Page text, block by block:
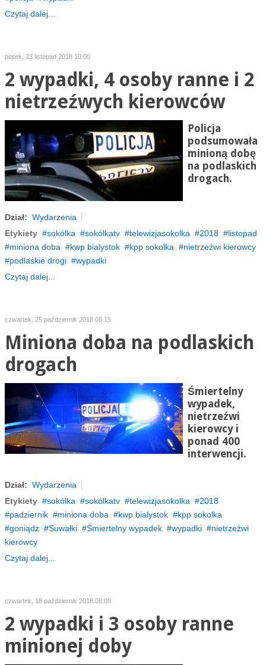
Czytaj dalej...
piątek, 23 listopad 2018 10:00
2 wypadki, 4 osoby ranne i 2
nietrzeźwych kierowców
Policja
podsumowała
minioną dobę
na podlaskich
drogach.
Dział: Wydarzenia
Etykiety
sokólka sokólkatv telewizjasokolka 2018
listopad
miniona doba
kwp bialystok kpp sokolka
nietrzeźwi kierowcy
podlaskie drogi
wypadki
Czytaj dalej...
czwartek, 25 październik 2018 08:15
Miniona doba na podlaskich
drogach
Śmiertelny
wypadek,
nietrzeźwi
kierowcy i
ponad 400
interwencji.
Dział: Wydarzenia
Etykiety
sokólka sokólkatv telewizjasokolka
2018
padziernik
miniona doba kwp bialystok
kpp sokolka
goniądz
Suwałki Śmiertelny wypadek wypadki
nietrzeźwi
kierowcy
Czytaj dalej...
czwartek, 18 październik 2018 08:09
2 wypadki i 3 osoby ranne
minionej doby